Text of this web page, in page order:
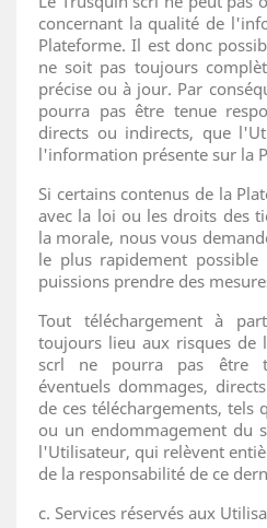
concernant la qualité de
Plateforme. Il est donc
ne soit pas toujours
précise ou à jour. Par
pourra pas être tenue
directs ou indirects, que
l'information présente sur la
Si certains contenus de la
avec la loi ou les droits des
la morale, nous vous
le plus rapidement
puissions prendre des
Tout téléchargement à
toujours lieu aux risques de
scrl ne pourra pas être
éventuels dommages,
de ces téléchargements, tels
ou un endommagement du
l'Utilisateur, qui relèvent
de la responsabilité de ce
c. Services réservés aux